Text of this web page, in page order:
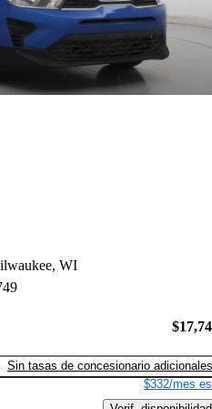
WI
Sin tasas de concesionario adicionales
$332/mes